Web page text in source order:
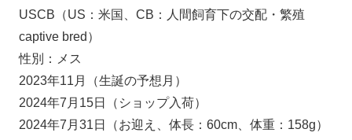
USCB（US：米国、CB：人間飼育下の交配・繁殖
captive bred）
性別：メス
2023年11月（生誕の予想月）
2024年7月15日（ショップ入荷）
2024年7月31日（お迎え、体長：60cm、体重：158g）